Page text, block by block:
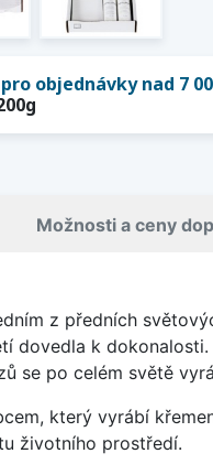
objednávky nad 7
Možnosti a ceny
z předních
dovedla k
se po celém světě
který vyrábí
životního prostředí.